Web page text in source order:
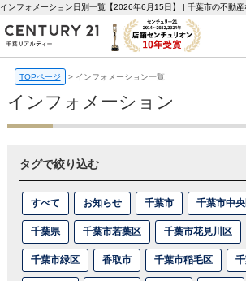
TOPページ > インフォメーション一覧
インフォメーション
タグで絞り込む
すべて お知らせ 千葉市 千葉市中
千葉県 千葉市若葉区 千葉市花見川区
千葉市緑区 香取市 千葉市稲毛区